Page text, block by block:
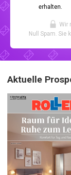
erhalten.
Wir
Null Spam. Sie
Aktuelle